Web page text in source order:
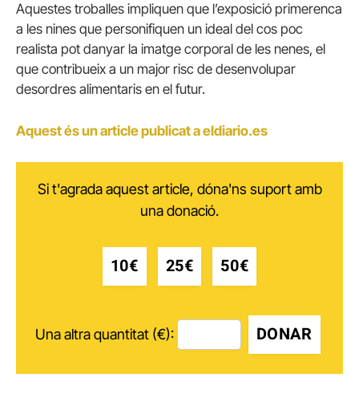
Aquestes troballes impliquen que l’exposició primerenca
a les nines que personifiquen un ideal del cos poc
realista pot danyar la imatge corporal de les nenes, el
que contribueix a un major risc de desenvolupar
desordres alimentaris en el futur.
Aquest és un article publicat a eldiario.es
Si t'agrada aquest article, dóna'ns suport amb
una donació.
10€ 25€ 50€
Una altra quantitat (€): DONAR